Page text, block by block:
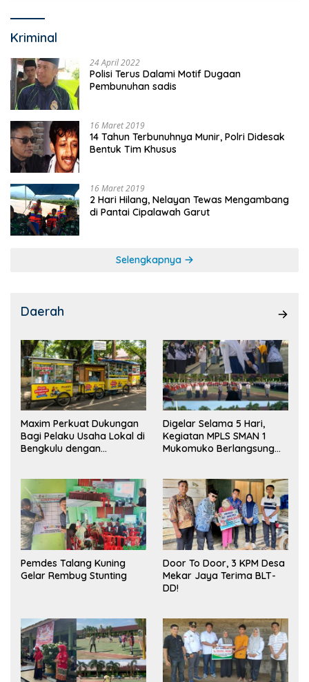
Kriminal
24 April 2022
Polisi Terus Dalami Motif Dugaan
Pembunuhan sadis
16 Maret 2019
14 Tahun Terbunuhnya Munir, Polri Didesak
Bentuk Tim Khusus
16 Maret 2019
2 Hari Hilang, Nelayan Tewas Mengambang
di Pantai Cipalawah Garut
Selengkapnya
Daerah
Maxim Perkuat Dukungan
Bagi Pelaku Usaha Lokal di
Bengkulu dengan
Pasar
Digelar Selama 5 Hari,
Kegiatan MPLS SMAN 1
Mukomuko Berlangsung
Pemdes Talang Kuning
Gelar Rembug Stunting
Door To Door, 3 KPM Desa
Mekar Jaya Terima BLT-
DD!